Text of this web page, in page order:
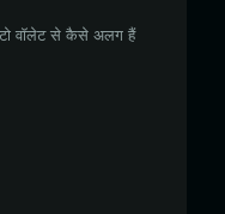
वॉलेट से कैसे अलग हैं